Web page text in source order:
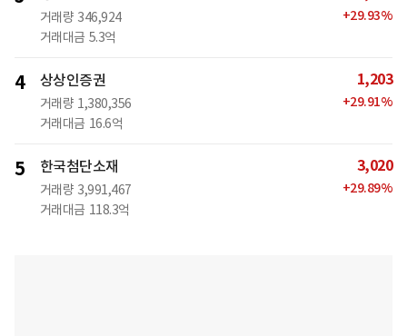
거래량 346,924
거래대금 5.3억
+29.93%
4 상상인증권
거래량 1,380,356
거래대금 16.6억
1,203
+29.91%
5 한국첨단소재
거래량 3,991,467
거래대금 118.3억
3,020
+29.89%